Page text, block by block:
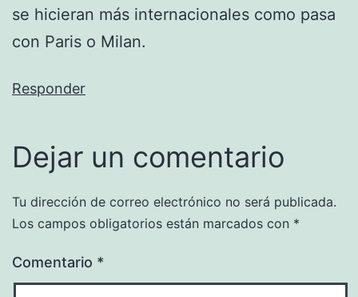
se hicieran más internacionales como pasa
con Paris o Milan.
Responder
Dejar un comentario
Tu dirección de correo electrónico no será publicada.
Los campos obligatorios están marcados con *
Comentario *